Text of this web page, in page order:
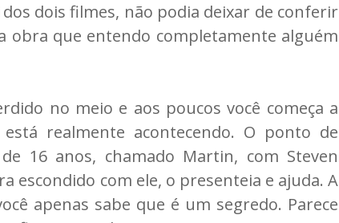
dois filmes, não podia deixar de conferir
obra que entendo completamente alguém
no meio e aos poucos você começa a
realmente acontecendo. O ponto de
16 anos, chamado Martin, com Steven
escondido com ele, o presenteia e ajuda. A
apenas sabe que é um segredo. Parece